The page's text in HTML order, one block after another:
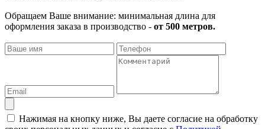
Обращаем Ваше внимание: минимальная длина для
оформления заказа в производство - от 500 метров.
Нажимая на кнопку ниже, Вы даете согласие на обработку